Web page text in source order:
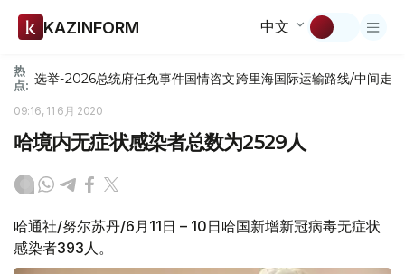
KAZINFORM 中文
热
点: 选举-2026总统府任免事件国情咨文跨里海国际运输路线/中间走廊
09:16, 11 6月 2020
哈境内无症状感染者总数为2529人
哈通社/努尔苏丹/6月11日 – 10日哈国新增新冠病毒无症状
感染者393人。